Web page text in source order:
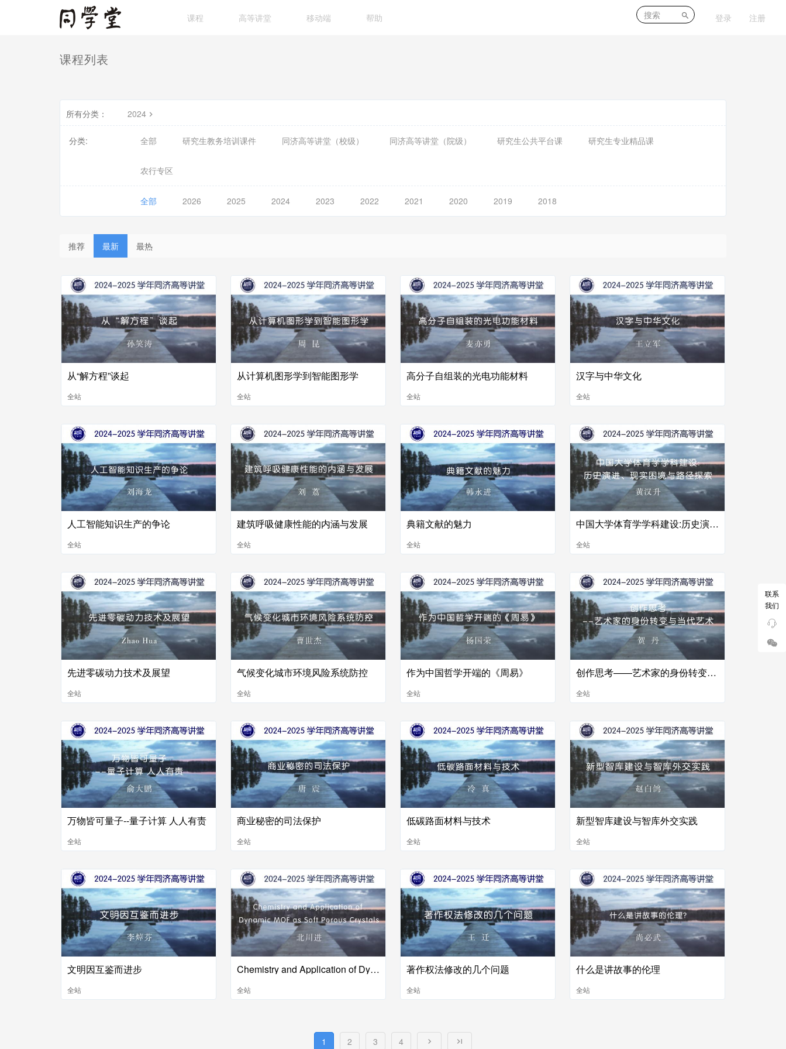
课程 高等讲堂 移动端 帮助 登录 注册
课程列表
所有分类： 2024
分类: 全部 研究生教务培训课件 同济高等讲堂（校级） 同济高等讲堂（院级） 研究生公共平台课 研究生专业精品课
农行专区
全部 2026 2025 2024 2023 2022 2021 2020 2019 2018
推荐 最新 最热
从“解方程”谈起
全站
从计算机图形学到智能图形学
全站
高分子自组装的光电功能材料
全站
汉字与中华文化
全站
人工智能知识生产的争论
全站
建筑呼吸健康性能的内涵与发展
全站
典籍文献的魅力
全站
中国大学体育学学科建设:历史演进、现实困境与路径探索
全站
先进零碳动力技术及展望
全站
气候变化城市环境风险系统防控
全站
作为中国哲学开端的《周易》
全站
创作思考——艺术家的身份转变与当代艺术
全站
万物皆可量子--量子计算 人人有责
全站
商业秘密的司法保护
全站
低碳路面材料与技术
全站
新型智库建设与智库外交实践
全站
文明因互鉴而进步
全站
Chemistry and Application of Dynamic MOF as Soft Porous Crystals
全站
著作权法修改的几个问题
全站
什么是讲故事的伦理
全站
1 2 3 4
联系
我们